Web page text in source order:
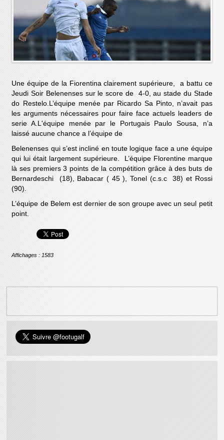
Une équipe de la Fiorentina clairement supérieure, a battu ce
Jeudi Soir Belenenses sur le score de 4-0, au stade du Stade
do Restelo.L’équipe menée par Ricardo Sa Pinto, n’avait pas
les arguments nécessaires pour faire face actuels leaders de
serie A.L'équipe menée par le Portugais Paulo Sousa, n’a
laissé aucune chance a l’équipe de
Belenenses qui s’est incliné en toute logique face a une équipe
qui lui était largement supérieure. L’équipe Florentine marque
là ses premiers 3 points de la compétition grâce à des buts de
Bernardeschi (18), Babacar ( 45 ), Tonel (c.s.c 38) et Rossi
(90).
L’équipe de Belem est dernier de son groupe avec un seul petit
point.
Affichages : 1583